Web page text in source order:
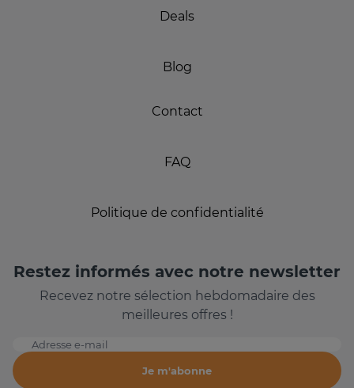
Deals
Blog
Contact
FAQ
Politique de confidentialité
Restez informés avec notre newsletter
Recevez notre sélection hebdomadaire des
meilleures offres !
Adresse e-mail
Je m'abonne